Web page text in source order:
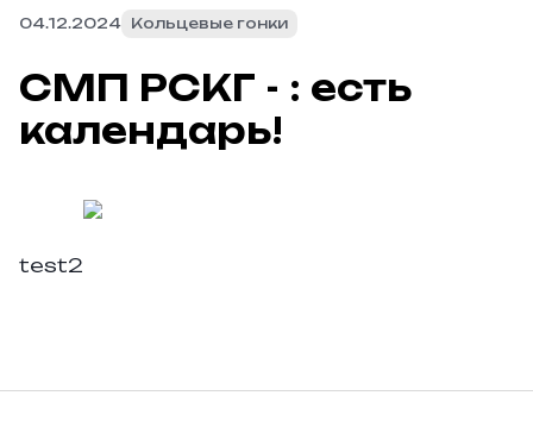
04.12.2024 Кольцевые гонки
СМП РСКГ - : есть
календарь!
test2